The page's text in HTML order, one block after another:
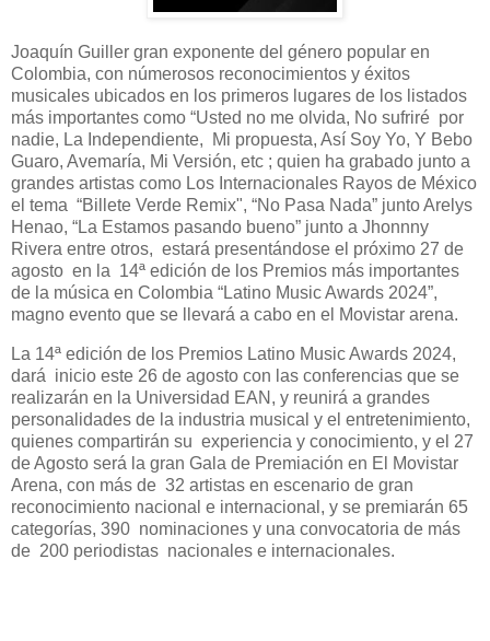
Joaquín Guiller gran exponente del género popular en
Colombia, con númerosos reconocimientos y éxitos
musicales ubicados en los primeros lugares de los listados
más importantes como “Usted no me olvida, No sufriré por
nadie, La Independiente, Mi propuesta, Así Soy Yo, Y Bebo
Guaro, Avemaría, Mi Versión, etc ; quien ha grabado junto a
grandes artistas como Los Internacionales Rayos de México
el tema “Billete Verde Remix", “No Pasa Nada” junto Arelys
Henao, “La Estamos pasando bueno” junto a Jhonnny
Rivera entre otros, estará presentándose el próximo 27 de
agosto en la 14ª edición de los Premios más importantes
de la música en Colombia “Latino Music Awards 2024”,
magno evento que se llevará a cabo en el Movistar arena.
La 14ª edición de los Premios Latino Music Awards 2024,
dará inicio este 26 de agosto con las conferencias que se
realizarán en la Universidad EAN, y reunirá a grandes
personalidades de la industria musical y el entretenimiento,
quienes compartirán su experiencia y conocimiento, y el 27
de Agosto será la gran Gala de Premiación en El Movistar
Arena, con más de 32 artistas en escenario de gran
reconocimiento nacional e internacional, y se premiarán 65
categorías, 390 nominaciones y una convocatoria de más
de 200 periodistas nacionales e internacionales.